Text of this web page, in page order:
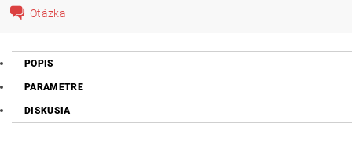
Otázka
POPIS
PARAMETRE
DISKUSIA